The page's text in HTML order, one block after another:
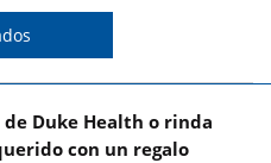
Duke Health o rinda
con un regalo